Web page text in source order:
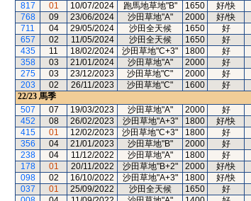
817
01 10/07/2024 跑馬地草地"B" 1650 好/快
768
09 23/06/2024 沙田草地"A" 2000 好/快
711
04 29/05/2024 沙田全天候 1650 好
657
02 11/05/2024 沙田全天候 1650 好
435
11 18/02/2024 沙田草地"C+3" 1800 好
358
03 21/01/2024 沙田草地"A" 2000 好
275
03 23/12/2023 沙田草地"C" 2000 好
203
02 26/11/2023 沙田草地"C" 1600 好
22/23 馬季
507
07 19/03/2023 沙田草地"A" 2000 好
452
08 26/02/2023 沙田草地"A+3" 1800 好/快
415
01 12/02/2023 沙田草地"C+3" 1800 好
356
04 21/01/2023 沙田草地"B" 2000 好
238
04 11/12/2022 沙田草地"A" 1800 好
178
01 20/11/2022 沙田草地"B+2" 2000 好/快
098
02 16/10/2022 沙田草地"A+3" 1800 好/快
037
01 25/09/2022 沙田全天候 1650 好